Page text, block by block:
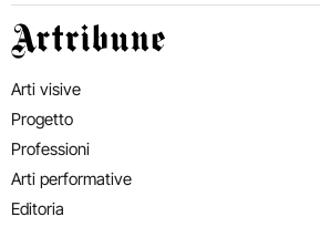
Artribune
Arti visive
Progetto
Professioni
Arti performative
Editoria